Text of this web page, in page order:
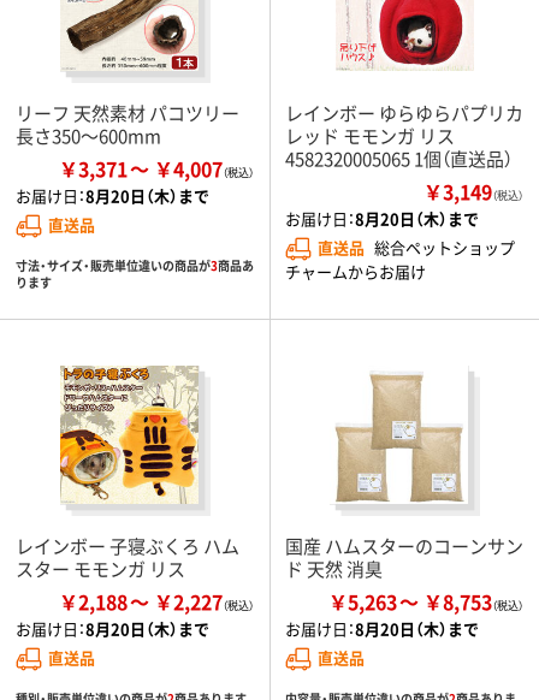
リーフ 天然素材 パコツリー
長さ350～600mm
￥3,371 ￥4,007
お届け日：8月20日（木）まで
直送品
寸法・サイズ・販売単位違いの商品が3商品あ
ります
レインボー ゆらゆらパプリカ
レッド モモンガ リス
4582320005065 1個（直送品）
￥3,149（税込）
お届け日：8月20日（木）まで
直送品 総合ペットショップ
チャームからお届け
レインボー 子寝ぶくろ ハム
スター モモンガ リス
￥2,188 ￥2,227
お届け日：8月20日（木）まで
直送品
国産 ハムスターのコーンサン
ド 天然 消臭
￥5,263 ￥8,753
お届け日：8月20日（木）まで
直送品